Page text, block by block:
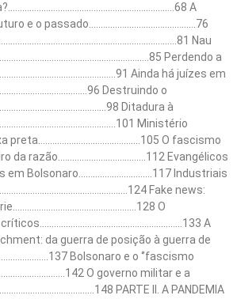
A
e o passado………………………………………76
Nau
Perdendo a
Ainda há juízes em
Destruindo o
Ditadura à
Ministério
preta…………………………………….105 O fascismo
da razão……………………………….112 Evangélicos
em Bolsonaro………………………….117 Industriais
Fake news:
O
críticos……………………………………………………133 A
da guerra de posição à guerra de
Bolsonaro e o ‘’fascismo
O governo militar e a
PARTE II. A PANDEMIA